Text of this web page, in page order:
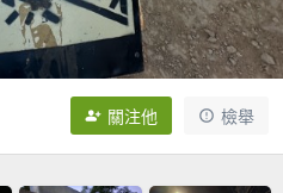
關注他 檢舉